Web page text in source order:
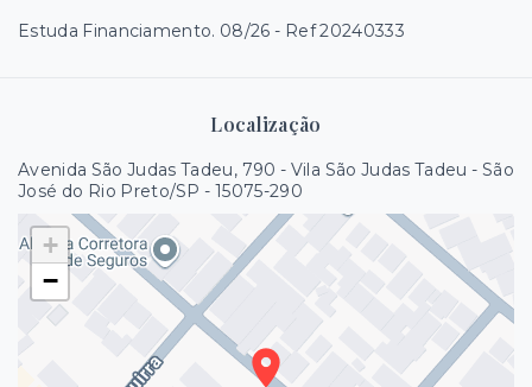
Estuda Financiamento. 08/26 - Ref 20240333
Localização
Avenida São Judas Tadeu, 790 - Vila São Judas Tadeu - São
José do Rio Preto/SP - 15075-290
+
−